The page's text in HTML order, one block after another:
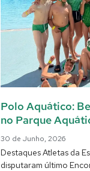
Polo Aquático:
no Parque
30 de Junho, 2026
Destaques Atletas da
disputaram último